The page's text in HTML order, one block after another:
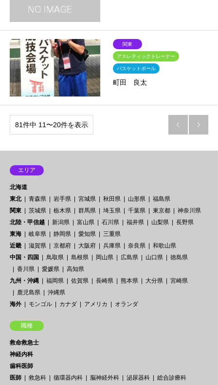
関東
アスレティックトレーナー
バスケットボール
町田 良太
81件中 11〜20件を表示  
エリア
北海道
東北
青森県 岩手県 宮城県 秋田県 山形県
福島県
関東
茨城県 栃木県 群馬県 埼玉県 千葉県 東京都
神奈川県
北陸・甲信越
新潟県 富山県 石川県 福井県 山梨県
長野県
東海
岐阜県 静岡県 愛知県
三重県
近畿
滋賀県 京都府 大阪府 兵庫県 奈良県
和歌山県
中国・四国
鳥取県 島根県 岡山県 広島県 山口県
徳島県
香川県
愛媛県
高知県
九州・沖縄
福岡県 佐賀県 長崎県 熊本県 大分県
宮崎県
鹿児島県
沖縄県
海外
モンゴル カナダ アメリカ オランダ
職種
救命救急士
神経内科
歯科医師
医師
救急科 循環器内科 脳神経外科 泌尿器科
総合診療科